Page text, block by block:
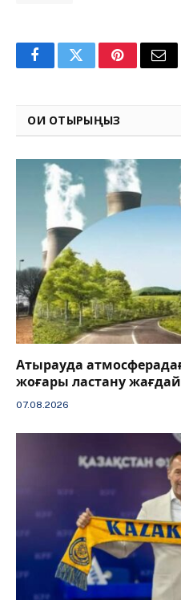
FacebookTwitterPinterest
ОҚИ ОТЫРЫҢЫЗ
Атырауда
жоғары ластану
07.08.2026